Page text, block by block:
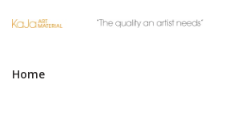
Home